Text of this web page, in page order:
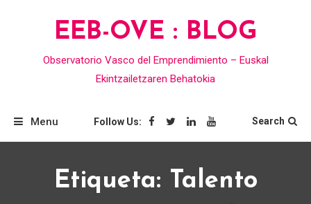
EEB-OVE : BLOG
Observatorio Vasco del Emprendimiento – Euskal
Ekintzailetzaren Behatokia
Menu Follow Us: Search
Etiqueta: Talento